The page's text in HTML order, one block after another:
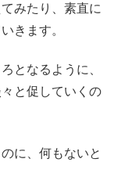
みたり、素直に
きます。
となるように、
と促していくの
に、何もないと